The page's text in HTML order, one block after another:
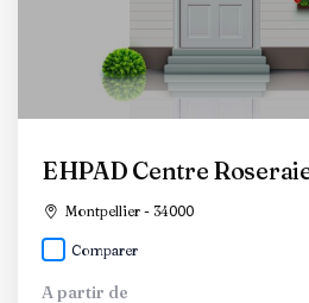
EHPAD Centre
Montpellier - 34000
Comparer
A partir de